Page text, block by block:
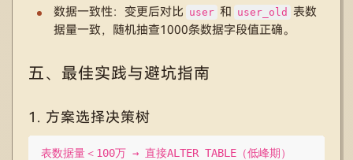
数据一致性：变更后对比 user 和 user_old 表数
据量一致，随机抽查1000条数据字段值正确。
五、最佳实践与避坑指南
1. 方案选择决策树
表数据量＜100万 → 直接ALTER TABLE（低峰期）